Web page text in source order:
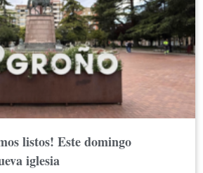
listos! Este domingo
iglesia